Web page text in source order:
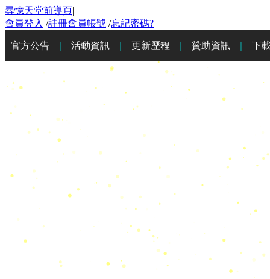
尋憶天堂前導頁|
會員登入 /註冊會員帳號 /忘記密碼?